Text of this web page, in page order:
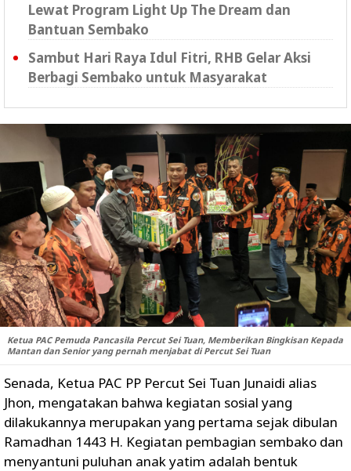
Lewat Program Light Up The Dream dan
Bantuan Sembako
Sambut Hari Raya Idul Fitri, RHB Gelar Aksi
Berbagi Sembako untuk Masyarakat
Ketua PAC Pemuda Pancasila Percut Sei Tuan, Memberikan Bingkisan Kepada
Mantan dan Senior yang pernah menjabat di Percut Sei Tuan
Senada, Ketua PAC PP Percut Sei Tuan Junaidi alias
Jhon, mengatakan bahwa kegiatan sosial yang
dilakukannya merupakan yang pertama sejak dibulan
Ramadhan 1443 H. Kegiatan pembagian sembako dan
menyantuni puluhan anak yatim adalah bentuk